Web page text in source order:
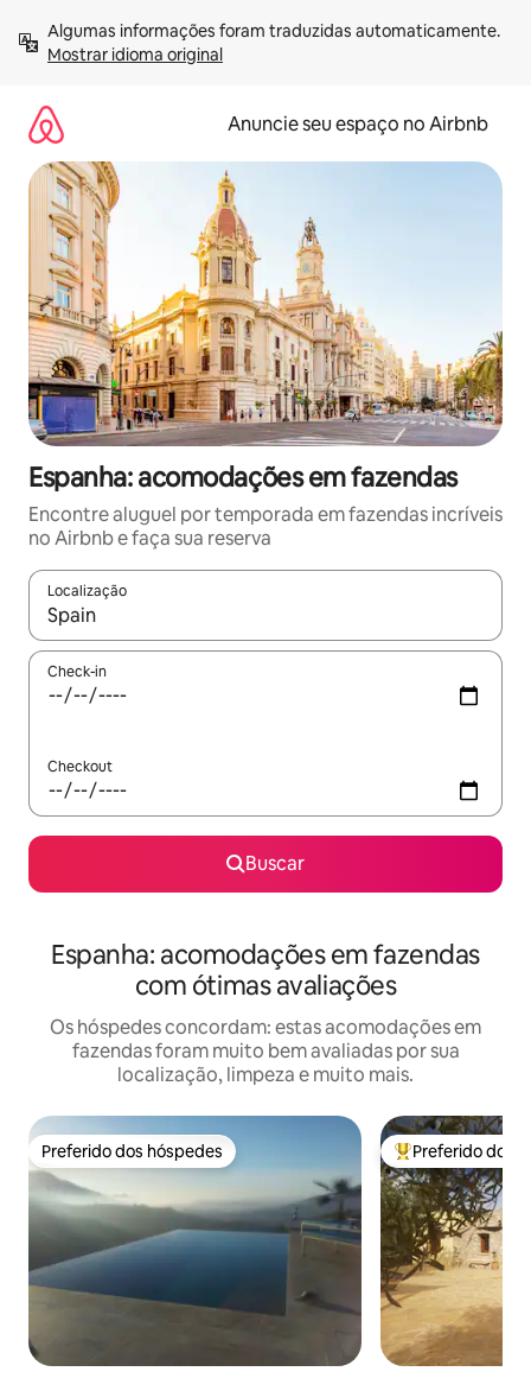
para
Mostrar idioma original
Anuncie seu espaço no Airbnb
Espanha: acomodações em fazendas
Encontre aluguel por temporada em fazendas incríveis
no Airbnb e faça sua reserva
Localização
Quando os resultados estiverem disponíveis, explore-os
Check-in
Checkout
Buscar
Espanha: acomodações em fazendas
com ótimas avaliações
Os hóspedes concordam: estas acomodações em
fazendas foram muito bem avaliadas por sua
localização, limpeza e muito mais.
Preferido dos hóspedes
Preferido dos hóspedes Entre os
Preferido dos